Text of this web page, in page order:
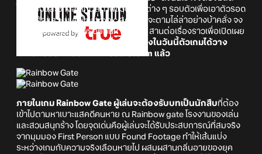
ไหวพริบและช่างสังเกตสภาพแวดล้อมต่าง ๆ รอบตัวเพื่อเอาตัวรอด
จากับดักและหุ่น Animatronic สุดโหดที่จะตามไล่ล่าอย่างบ้าคลั่ง จง
ซ่อนตัวและหลบหนีพร้อมค้นหาปริศนา สานต่อเรื่องราวเพื่อเปิดเผย
ความจริงอันน่าสะพรึงกลัวที่ถูกฝังไว้
ซึ่งในวันนี้ตัวเกมได้วาง
จำหน่ายอย่างเป็นทางการบน Steam แล้ว
ภายในเกม Rainbow Gate ผู้เล่นจะต้องรับบทเป็นนักสืบที่ต้อง
เข้าไปตามหาเบาะแสคดีคนหาย ณ Rainbow gate โรงงานของเล่น
และสวนสนุกร้าง โดยจุดเด่นคือผู้เล่นจะได้รับประสบการณ์ที่สมจริง
จากมุมมอง First Person แบบ Found Footage ทำให้เส้นแบ่ง
ระหว่างเกมกับความจริงเลือนหายไป ผสมผสานกลิ่นอายของยุค